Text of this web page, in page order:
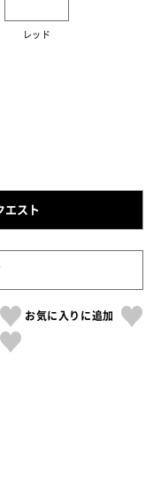
レッド
エスト
お気に入りに追加